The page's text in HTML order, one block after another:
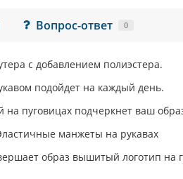
Вопрос-ответ 0
с добавлением полиэстера.
подойдет на каждый день.
пуговицах подчеркнет ваш
манжеты на рукавах
образ вышитый логотип на